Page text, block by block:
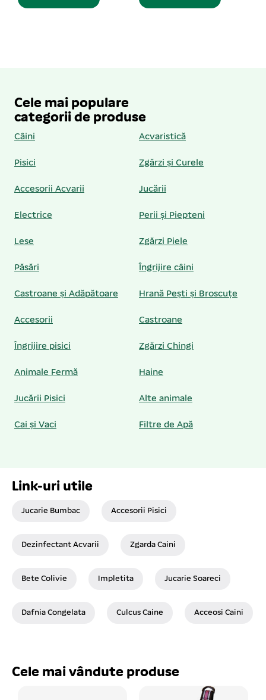
Cele mai populare
categorii de produse
Câini Acvaristică
Pisici Zgărzi și Curele
Accesorii Acvarii Jucării
Electrice Perii și Piepteni
Lese Zgărzi Piele
Păsări Îngrijire câini
Castroane și Adăpătoare Hrană Pești și Broscuțe
Accesorii Castroane
Îngrijire pisici Zgărzi Chingi
Animale Fermă Haine
Jucării Pisici Alte animale
Cai și Vaci Filtre de Apă
Link-uri utile
Jucarie Bumbac Accesorii Pisici
Dezinfectant Acvarii Zgarda Caini
Bete Colivie Impletita Jucarie Soareci
Dafnia Congelata Culcus Caine Acceosi Caini
Cele mai vândute produse